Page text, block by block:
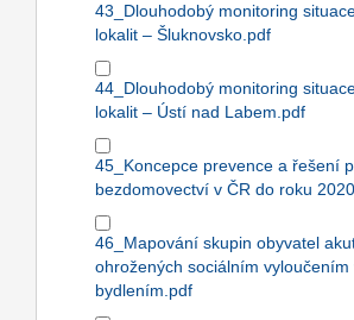
43_Dlouhodobý monitoring
lokalit – Šluknovsko.pdf
44_Dlouhodobý monitoring
lokalit – Ústí nad Labem.pdf
45_Koncepce prevence a řešení
bezdomovectví v ČR do roku
46_Mapování skupin obyvatel
ohrožených sociálním vyloučením
bydlením.pdf